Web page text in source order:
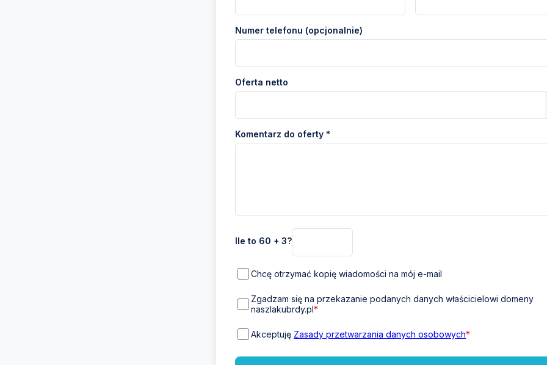
Numer telefonu (opcjonalnie)
Oferta netto
Komentarz do oferty *
Ile to 60 + 3?
Chcę otrzymać kopię wiadomości na mój e-mail
Zgadzam się na przekazanie podanych danych właścicielowi domeny
naszlakubrdy.pl*
Akceptuję Zasady przetwarzania danych osobowych*